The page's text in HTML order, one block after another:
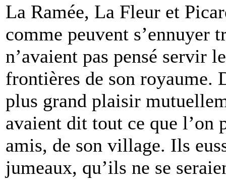
La Ramée, La Fleur et
comme peuvent s’ennuyer
n’avaient pas pensé servir
frontières de son royaume.
plus grand plaisir
avaient dit tout ce que l’on
amis, de son village. Ils
jumeaux, qu’ils ne se